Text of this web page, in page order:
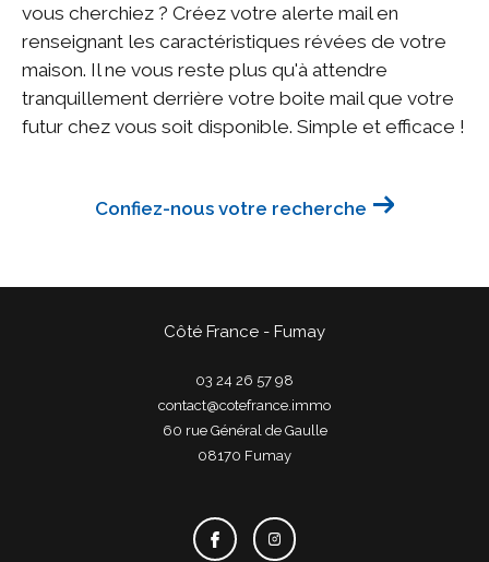
vous cherchiez ? Créez votre alerte mail en
renseignant les caractéristiques révées de votre
maison. Il ne vous reste plus qu'à attendre
tranquillement derrière votre boite mail que votre
futur chez vous soit disponible. Simple et efficace !
Confiez-nous votre recherche
Côté France - Fumay
03 24 26 57 98
contact@cotefrance.immo
60 rue Général de Gaulle
08170
fumay